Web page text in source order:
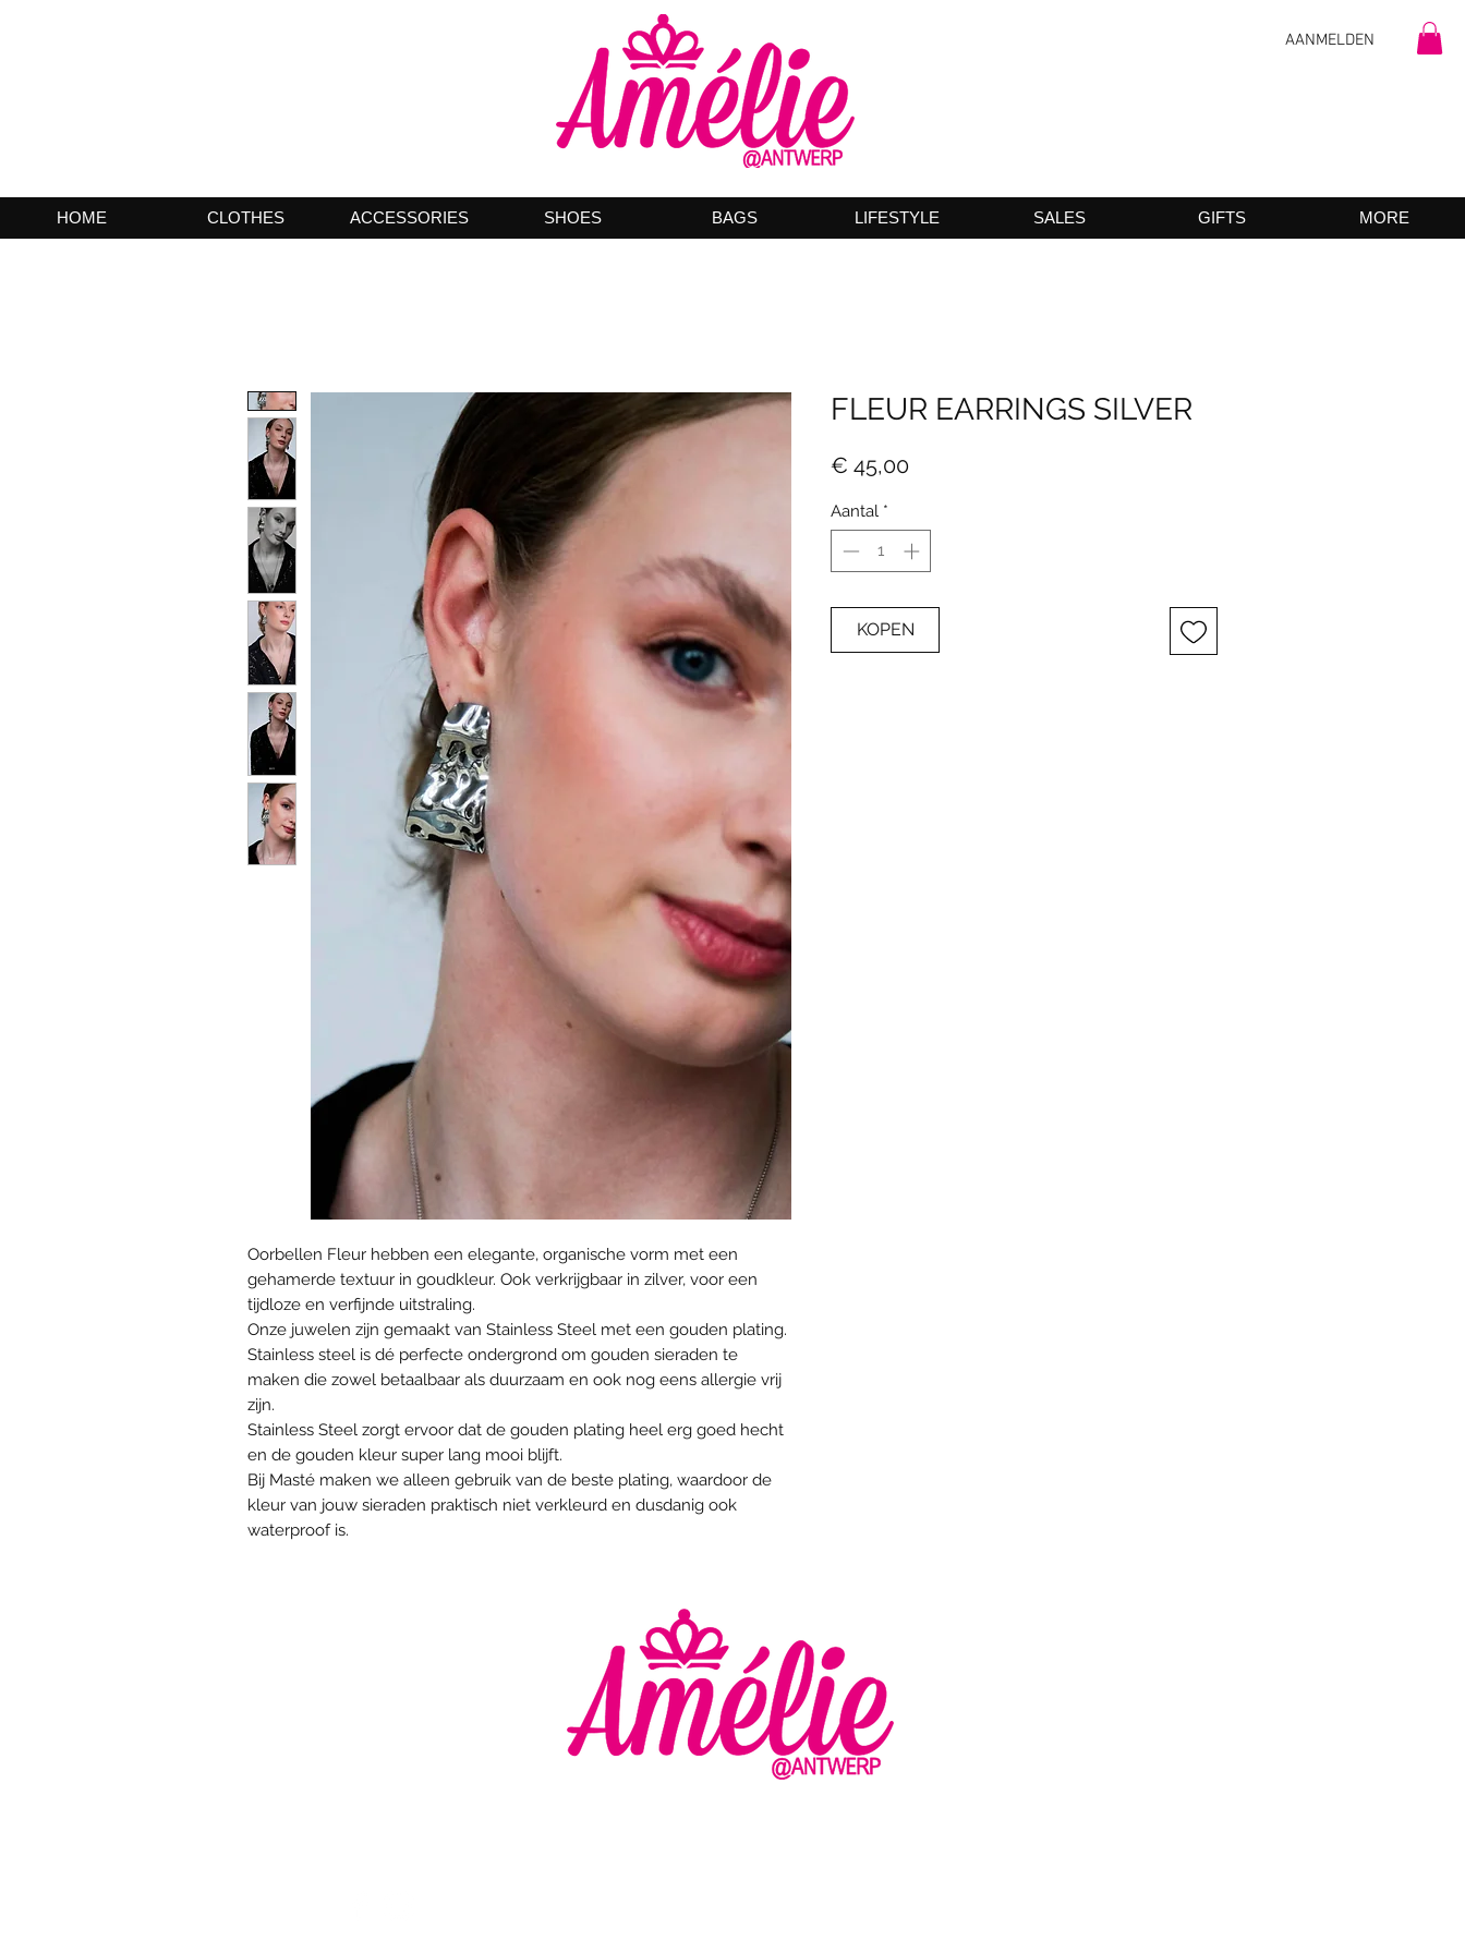
AANMELDEN
HOME CLOTHES ACCESSORIES SHOES BAGS LIFESTYLE SALES GIFTS MORE
Oorbellen Fleur hebben een elegante, organische vorm met een
gehamerde textuur in goudkleur. Ook verkrijgbaar in zilver, voor een
tijdloze en verfijnde uitstraling.
Onze juwelen zijn gemaakt van Stainless Steel met een gouden plating.
Stainless steel is dé perfecte ondergrond om gouden sieraden te
maken die zowel betaalbaar als duurzaam en ook nog eens allergie vrij
zijn.
Stainless Steel zorgt ervoor dat de gouden plating heel erg goed hecht
en de gouden kleur super lang mooi blijft.
Bij Masté maken we alleen gebruik van de beste plating, waardoor de
kleur van jouw sieraden praktisch niet verkleurd en dusdanig ook
waterproof is.
FLEUR EARRINGS SILVER
€ 45,00Prijs
Aantal *
KOPEN